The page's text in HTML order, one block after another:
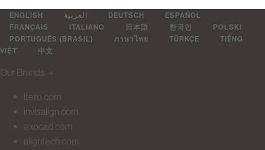
ENGLISH العربية DEUTSCH
ESPAÑOL
FRANÇAIS
ITALIANO 日本語 한국인
POLSKI
PORTUGUÊS (BRASIL)
ภาษาไทย TÜRKÇE
TIẾNG
VIỆT
中文
Our Brands ＋
itero.com
invisalign.com
exocad.com
aligntech.com